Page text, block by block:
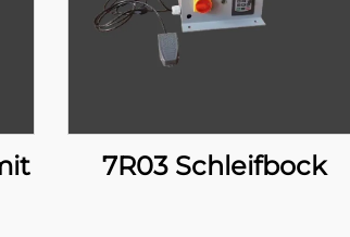
7R03 Schleifbock